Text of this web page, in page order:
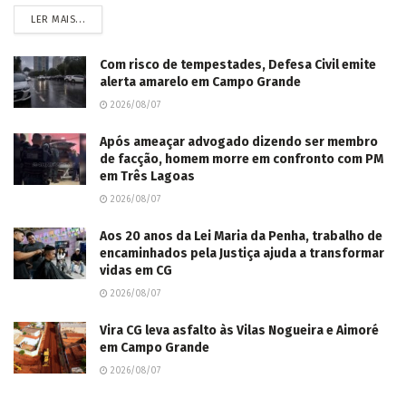
LER MAIS...
Com risco de tempestades, Defesa Civil emite
alerta amarelo em Campo Grande
2026/08/07
Após ameaçar advogado dizendo ser membro
de facção, homem morre em confronto com PM
em Três Lagoas
2026/08/07
Aos 20 anos da Lei Maria da Penha, trabalho de
encaminhados pela Justiça ajuda a transformar
vidas em CG
2026/08/07
Vira CG leva asfalto às Vilas Nogueira e Aimoré
em Campo Grande
2026/08/07